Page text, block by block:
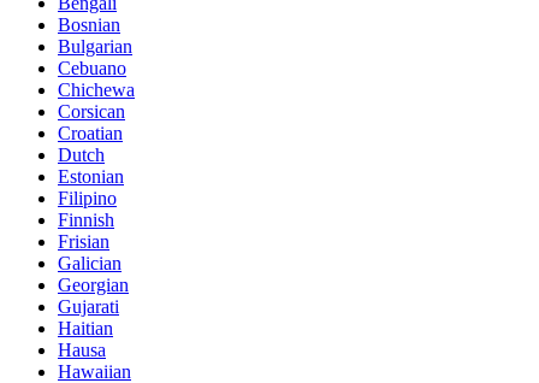
Bosnian
Bulgarian
Cebuano
Chichewa
Corsican
Croatian
Dutch
Estonian
Filipino
Finnish
Frisian
Galician
Georgian
Gujarati
Haitian
Hausa
Hawaiian